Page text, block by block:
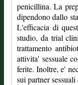
penicillina. La
dipendono dallo
L'efficacia di
studio, da trial
trattamento
attivita' sessuale
ferite. Inoltre, e'
sui partner